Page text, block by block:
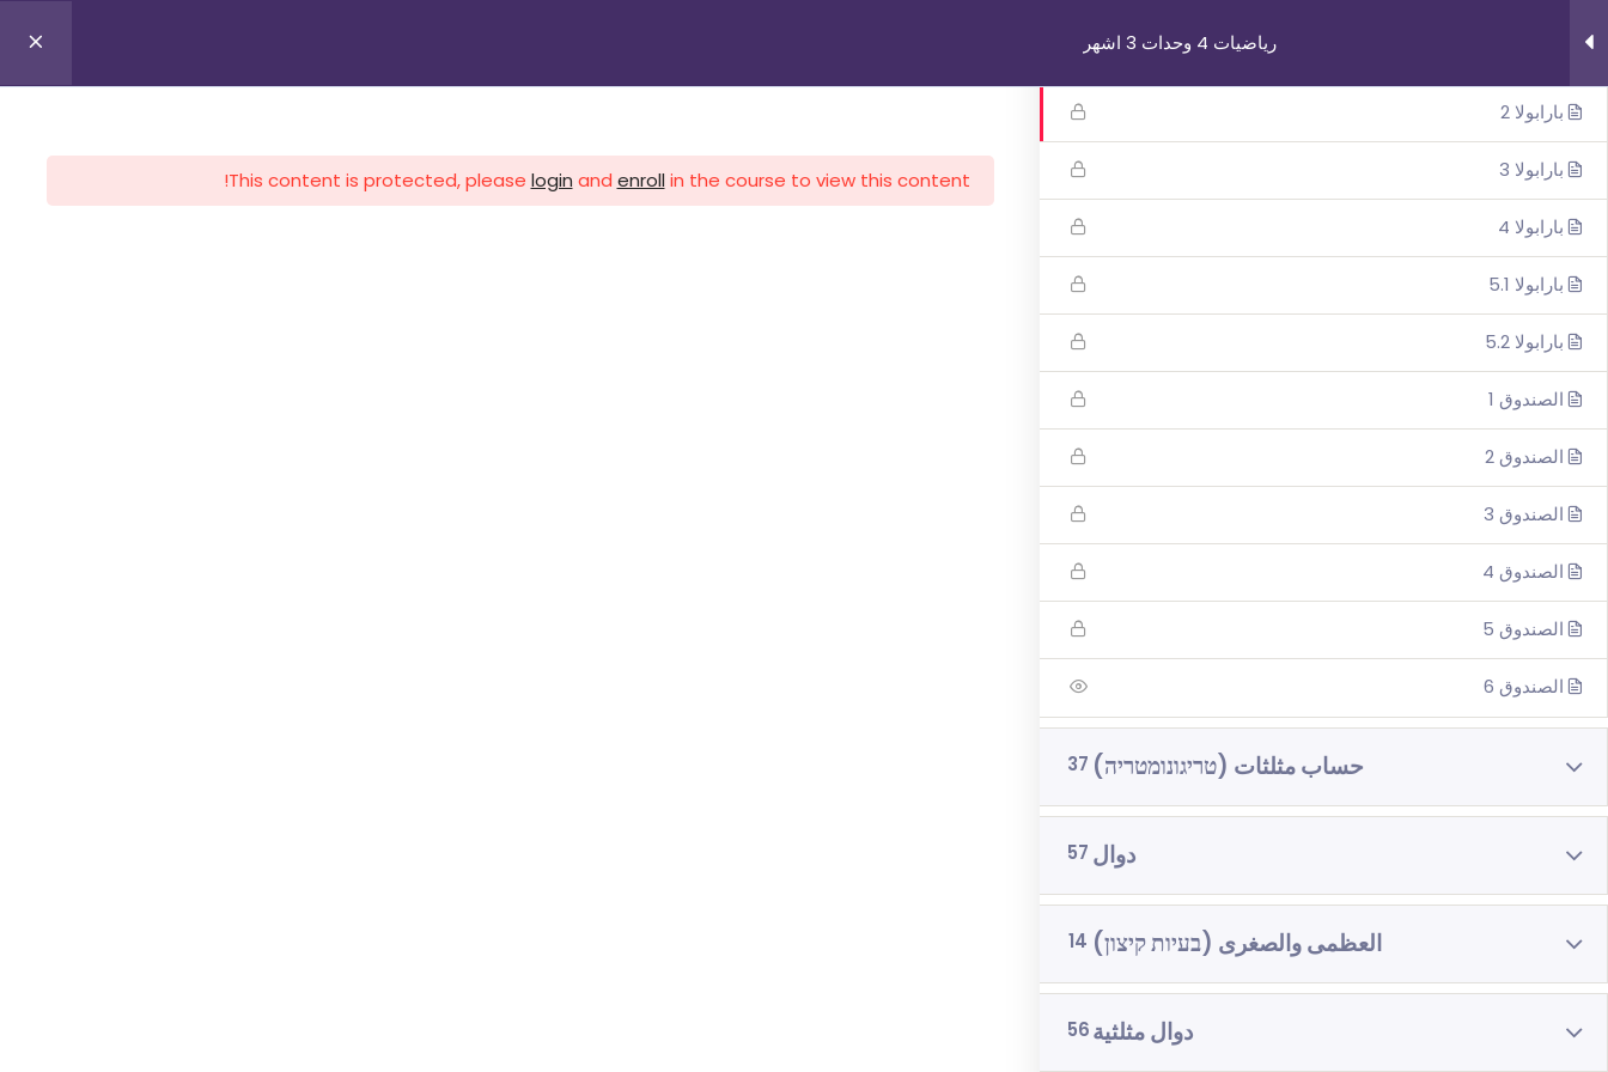
رياضيات 4 وحدات 3 اشهر
بارابولا 2
بارابولا 3
بارابولا 4
بارابولا 5.1
بارابولا 5.2
الصندوق 1
الصندوق 2
الصندوق 3
الصندوق 4
الصندوق 5
الصندوق 6
حساب مثلثات (טריגונומטריה) 37
دوال 57
العظمى والصغرى (בעיות קיצון) 14
دوال مثلثية56
This content is protected, please login and enrollin the course to view this content!
من نحن
شروط الاستخدام
دوراتنا
بچروت 3 وحدات 1 اشهر
رياضيات 5 وحدات 3 اشهر
رياضيات 4 وحدات 3 اشهر
فيزياء 3 اشهر